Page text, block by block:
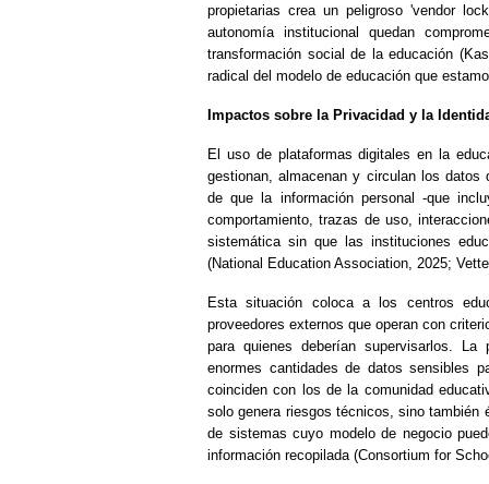
propietarias crea un peligroso 'vendor
autonomía institucional quedan
transformación social de la educación
radical del modelo de educación que
Impactos sobre la Privacidad y la
El uso de plataformas digitales en la
gestionan, almacenan y circulan los
de que la información personal -que
comportamiento, trazas de uso,
sistemática sin que las instituciones
(National Education Association, 2025;
Esta situación coloca a los centros
proveedores externos que operan con
para quienes deberían supervisarlos.
enormes cantidades de datos sensibles
coinciden con los de la comunidad
solo genera riesgos técnicos, sino también
de sistemas cuyo modelo de negocio
información recopilada (Consortium for